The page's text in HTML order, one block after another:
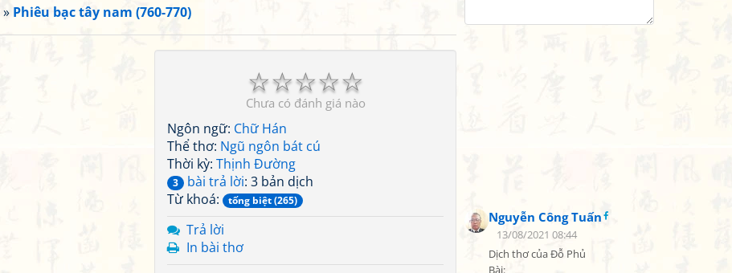
Nguyễn Công Tuấn
13/08/2021 08:44
Dịch thơ của Đỗ Phủ
Bài:
» Phiêu bạc tây nam (760-770)
☆
☆
☆
☆
☆
Chưa có đánh giá nào
Ngôn ngữ: Chữ Hán
Thể thơ: Ngũ ngôn bát cú
Thời kỳ: Thịnh Đường
3 bài trả lời: 3 bản dịch
Từ khoá:
tống biệt (265)
Trả lời
In bài thơ